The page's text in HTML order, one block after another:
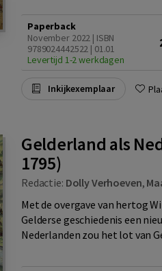
Paperback
November 2022 | ISBN
9789024442522 | 01.01
Levertijd 1-2 werkdagen
Inkijkexemplaar
Gelderland als
1795)
Redactie: Dolly Verhoeven,
Met de overgave van hertog
Gelderse geschiedenis een
Nederlanden zou het lot van